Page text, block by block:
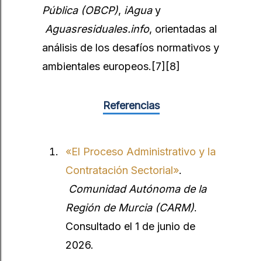
Pública (OBCP), iAgua y
Aguasresiduales.info, orientadas al
análisis de los desafíos normativos y
ambientales europeos. [7][8]
Referencias
«El Proceso Administrativo y la
Contratación Sectorial».
Comunidad Autónoma de la
Región de Murcia (CARM).
Consultado el 1 de junio de
2026.